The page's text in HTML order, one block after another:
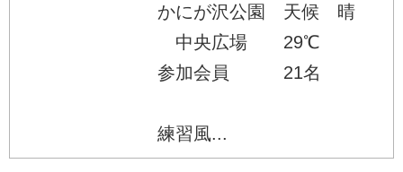
かにが沢公園 天候 晴
中央広場 29℃
参加会員 21名
練習風...